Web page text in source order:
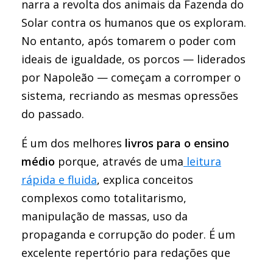
narra a revolta dos animais da Fazenda do
Solar contra os humanos que os exploram.
No entanto, após tomarem o poder com
ideais de igualdade, os porcos — liderados
por Napoleão — começam a corromper o
sistema, recriando as mesmas opressões
do passado.
É um dos melhores livros para o ensino
médio porque, através de uma leitura
rápida e fluida, explica conceitos
complexos como totalitarismo,
manipulação de massas, uso da
propaganda e corrupção do poder. É um
excelente repertório para redações que